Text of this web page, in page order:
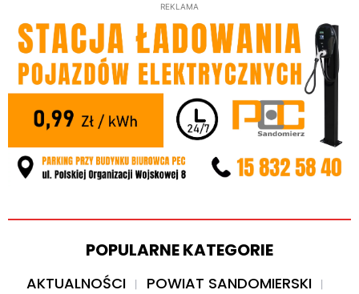
REKLAMA
POPULARNE KATEGORIE
AKTUALNOŚCI
POWIAT SANDOMIERSKI